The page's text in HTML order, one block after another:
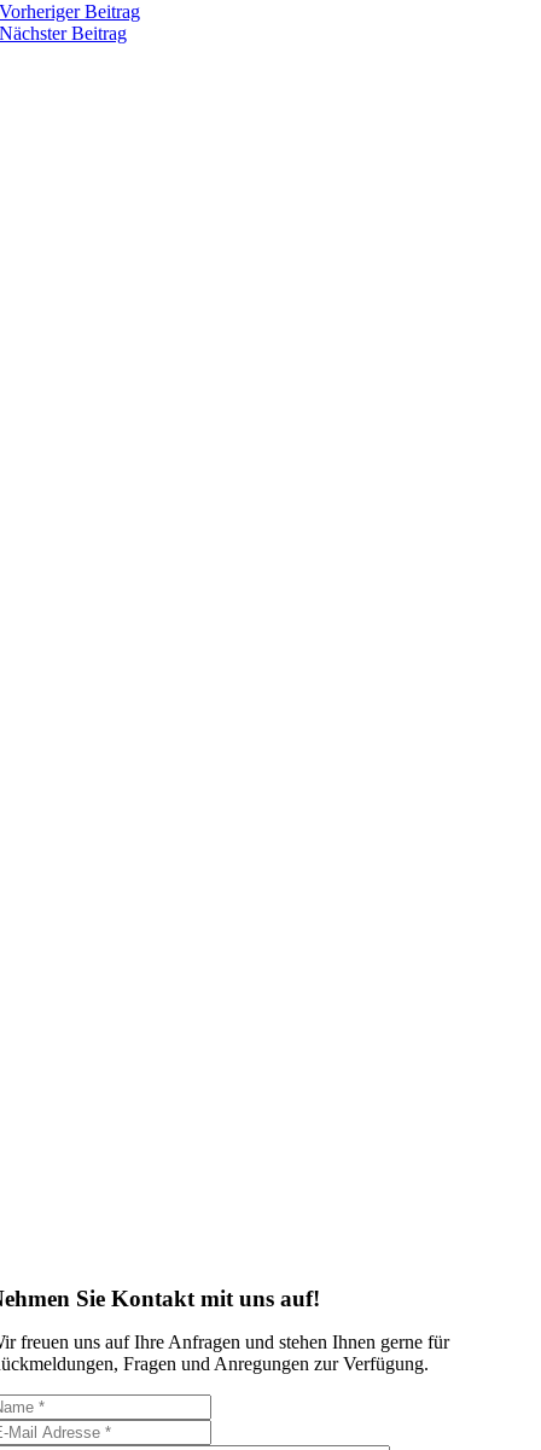
Vorheriger Beitrag
Nächster Beitrag
Sie Kontakt mit uns auf!
freuen uns auf Ihre Anfragen und stehen Ihnen gerne für
Fragen und Anregungen zur Verfügung.